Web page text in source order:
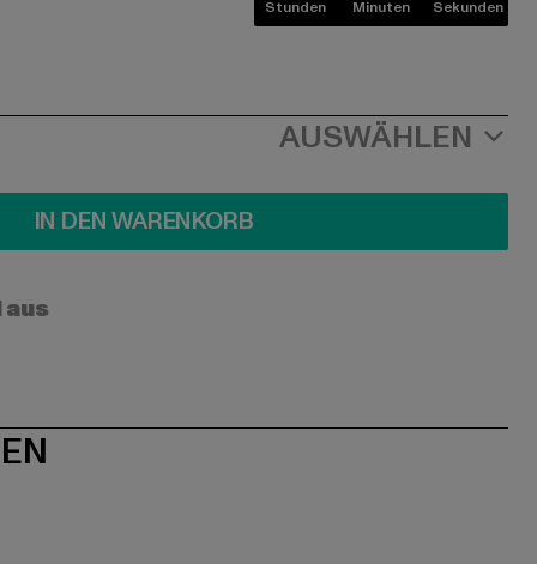
Stunden Minuten Sekunden
AUSWÄHLEN
IN DEN WARENKORB